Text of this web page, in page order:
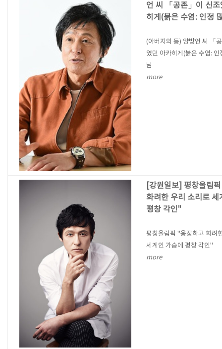
언 씨 「공존」이 신조
히게(붉은 수염: 인정
(아버지의 등) 양방언 씨 「
였던 아카히게(붉은 수염: 인
님
more
[강원일보] 평창올림
화려한 우리 소리로 세
평창 각인"
평창올림픽 "웅장하고 화려
세계인 가슴에 평창 각인"
more